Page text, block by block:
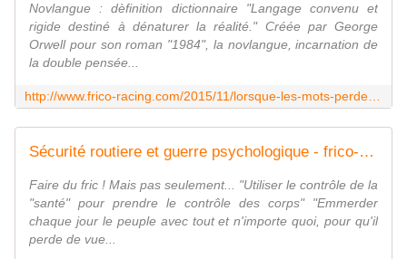
Novlangue : dèfinition dictionnaire "Langage convenu et
rigide destiné à dénaturer la réalité." Créée par George
Orwell pour son roman "1984", la novlangue, incarnation de
la double pensée...
Sécurité routiere et guerre psychologique - frico-racing-passion moto
Faire du fric ! Mais pas seulement... "Utiliser le contrôle de la
"santé" pour prendre le contrôle des corps" "Emmerder
chaque jour le peuple avec tout et n'importe quoi, pour qu'il
perde de vue...